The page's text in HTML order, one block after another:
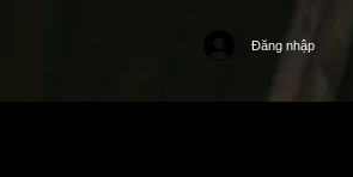
Đăng nhập